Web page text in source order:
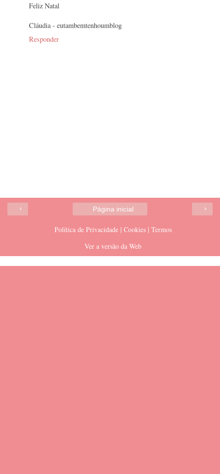
Feliz Natal
Cláudia - eutambemtenhoumblog
Responder
‹ ›
Página inicial
Política de Privacidade | Cookies | Termos
Ver a versão da Web